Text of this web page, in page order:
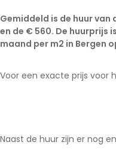
Noord-Brabant
Noord-Holland
Utrecht
Gemiddeld is de huur
en de € 560. De huurprijs
maand per m2 in Bergen
Voor een exacte prijs voor
Naast de huur zijn er nog